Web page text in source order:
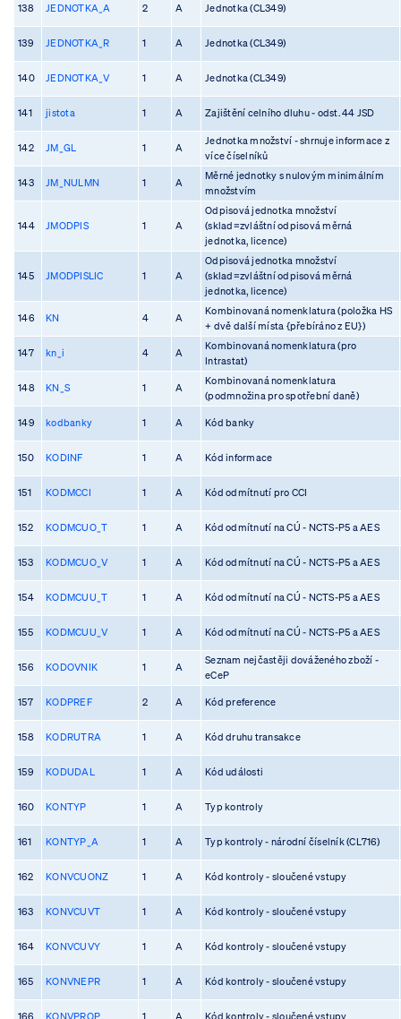
138 JEDNOTKA_A 2 A Jednotka (CL349)
139 JEDNOTKA_R 1 A Jednotka (CL349)
140 JEDNOTKA_V 1 A Jednotka (CL349)
141 jistota 1 A Zajištění celního dluhu - odst. 44 JSD
142 JM_GL 1 A
Jednotka množství - shrnuje informace z
více číselníků
143 JM_NULMN 1 A
Měrné jednotky s nulovým minimálním
množstvím
144 JMODPIS 1 A
Odpisová jednotka množství
(sklad=zvláštní odpisová měrná
jednotka, licence)
145 JMODPISLIC 1 A
Odpisová jednotka množství
(sklad=zvláštní odpisová měrná
jednotka, licence)
146 KN 4 A
Kombinovaná nomenklatura (položka HS
+ dvě další místa {přebíráno z EU})
147 kn_i 4 A
Kombinovaná nomenklatura (pro
Intrastat)
148 KN_S 1 A
Kombinovaná nomenklatura
(podmnožina pro spotřební daně)
149 kodbanky 1 A Kód banky
150 KODINF 1 A Kód informace
151 KODMCCI 1 A Kód odmítnutí pro CCI
152 KODMCUO_T 1 A Kód odmítnutí na CÚ - NCTS-P5 a AES
153 KODMCUO_V 1 A Kód odmítnutí na CÚ - NCTS-P5 a AES
154 KODMCUU_T 1 A Kód odmítnutí na CÚ - NCTS-P5 a AES
155 KODMCUU_V 1 A Kód odmítnutí na CÚ - NCTS-P5 a AES
156 KODOVNIK 1 A
Seznam nejčastěji dováženého zboží -
eCeP
157 KODPREF 2 A Kód preference
158 KODRUTRA 1 A Kód druhu transakce
159 KODUDAL 1 A Kód události
160 KONTYP 1 A Typ kontroly
161 KONTYP_A 1 A Typ kontroly - národní číselník (CL716)
162 KONVCUONZ 1 A Kód kontroly - sloučené vstupy
163 KONVCUVT 1 A Kód kontroly - sloučené vstupy
164 KONVCUVY 1 A Kód kontroly - sloučené vstupy
165 KONVNEPR 1 A Kód kontroly - sloučené vstupy
166 KONVPROP 1 A Kód kontroly - sloučené vstupy